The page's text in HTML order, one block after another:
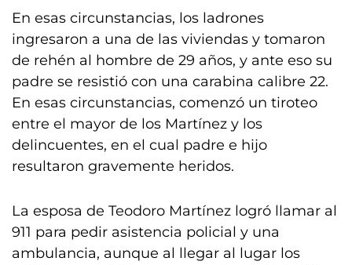
En esas circunstancias, los ladrones
ingresaron a una de las viviendas y tomaron
de rehén al hombre de 29 años, y ante eso su
padre se resistió con una carabina calibre 22.
En esas circunstancias, comenzó un tiroteo
entre el mayor de los Martínez y los
delincuentes, en el cual padre e hijo
resultaron gravemente heridos.
La esposa de Teodoro Martínez logró llamar al
911 para pedir asistencia policial y una
ambulancia, aunque al llegar al lugar los